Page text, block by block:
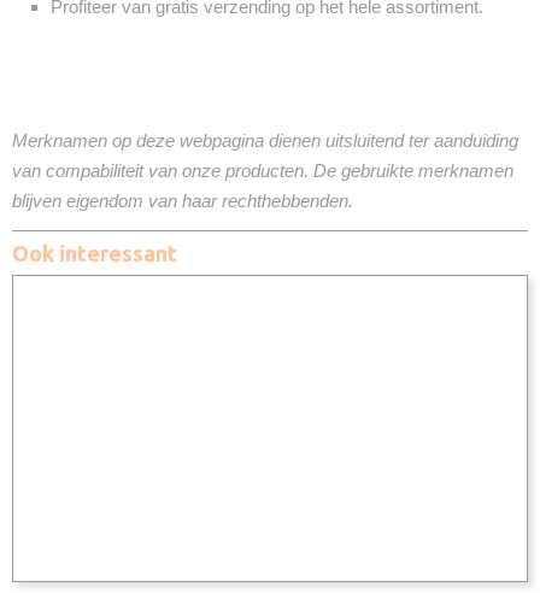
Profiteer van gratis verzending op het hele assortiment.
Merknamen op deze webpagina dienen uitsluitend ter aanduiding
van compabiliteit van onze producten. De gebruikte merknamen
blijven eigendom van haar rechthebbenden.
Ook interessant